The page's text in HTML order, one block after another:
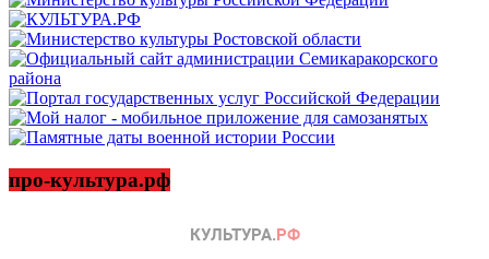
про-культура.рф